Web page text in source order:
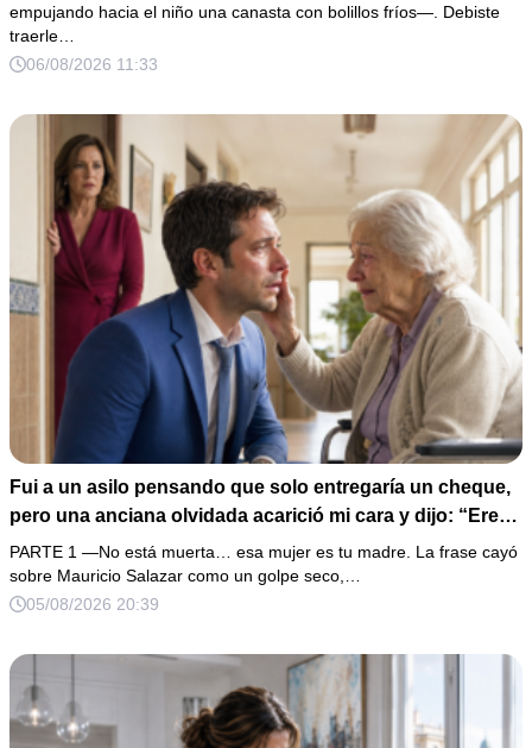
empujando hacia el niño una canasta con bolillos fríos—. Debiste
traerle…
06/08/2026 11:33
Fui a un asilo pensando que solo entregaría un cheque,
pero una anciana olvidada acarició mi cara y dijo: “Eres
igual a tu padre”. En vez de hacer preguntas, tomé su
medalla, abrí un expediente sellado desde hacía 40 años
y descubrí que la mujer que me crió había construido mi
PARTE 1 —No está muerta… esa mujer es tu madre. La frase cayó
sobre Mauricio Salazar como un golpe seco,…
05/08/2026 20:39